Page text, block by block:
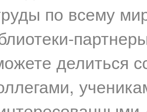
по всему
делиться